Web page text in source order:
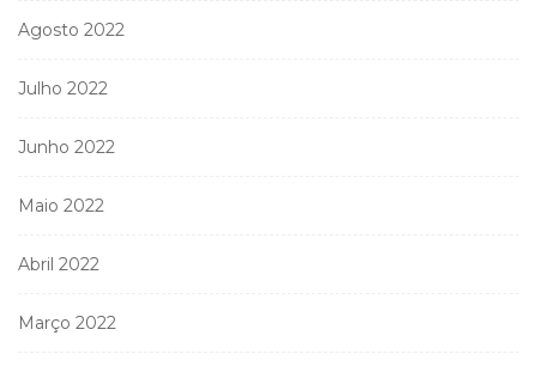
Agosto 2022
Julho 2022
Junho 2022
Maio 2022
Abril 2022
Março 2022